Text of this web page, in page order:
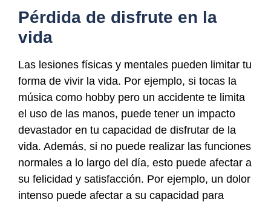
Pérdida de disfrute en la
vida
Las lesiones físicas y mentales pueden limitar tu
forma de vivir la vida. Por ejemplo, si tocas la
música como hobby pero un accidente te limita
el uso de las manos, puede tener un impacto
devastador en tu capacidad de disfrutar de la
vida. Además, si no puede realizar las funciones
normales a lo largo del día, esto puede afectar a
su felicidad y satisfacción. Por ejemplo, un dolor
intenso puede afectar a su capacidad para